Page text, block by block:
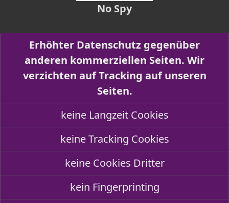
No Spy
Erhöhter Datenschutz gegenüber
anderen kommerziellen Seiten. Wir
verzichten auf Tracking auf unseren
Seiten.
keine Langzeit Cookies
keine Tracking Cookies
keine Cookies Dritter
kein Fingerprinting